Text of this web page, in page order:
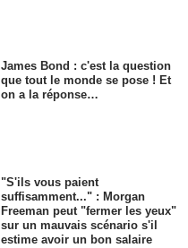
James Bond : c'est la question
que tout le monde se pose ! Et
on a la réponse…
"S'ils vous paient
suffisamment..." : Morgan
Freeman peut "fermer les yeux"
sur un mauvais scénario s'il
estime avoir un bon salaire